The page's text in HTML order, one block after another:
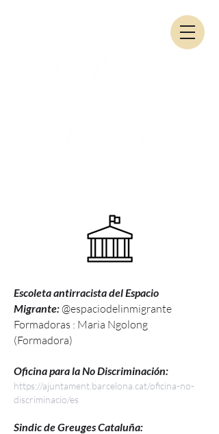
Escoleta antirracista del Espacio
Migrante:@espaciodelinmigrante
Formadoras : Maria Ngolong
(Formadora)
Oficina para la No Discriminación:
https://ajuntament.barcelona.cat/oficina-no-
discriminacio/es
Sindic de Greuges Cataluña: